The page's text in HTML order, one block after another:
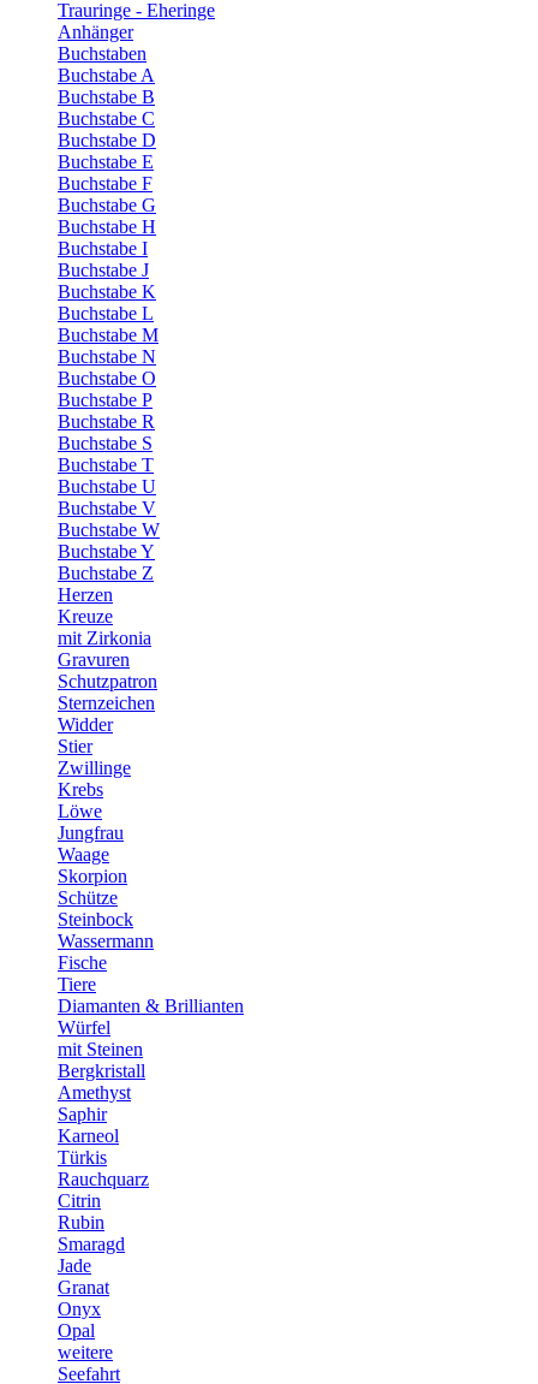
Trauringe - Eheringe
Anhänger
Buchstaben
Buchstabe A
Buchstabe B
Buchstabe C
Buchstabe D
Buchstabe E
Buchstabe F
Buchstabe G
Buchstabe H
Buchstabe I
Buchstabe J
Buchstabe K
Buchstabe L
Buchstabe M
Buchstabe N
Buchstabe O
Buchstabe P
Buchstabe R
Buchstabe S
Buchstabe T
Buchstabe U
Buchstabe V
Buchstabe W
Buchstabe Y
Buchstabe Z
Herzen
Kreuze
mit Zirkonia
Gravuren
Schutzpatron
Sternzeichen
Widder
Stier
Zwillinge
Krebs
Löwe
Jungfrau
Waage
Skorpion
Schütze
Steinbock
Wassermann
Fische
Tiere
Diamanten & Brillianten
Würfel
mit Steinen
Bergkristall
Amethyst
Saphir
Karneol
Türkis
Rauchquarz
Citrin
Rubin
Smaragd
Jade
Granat
Onyx
Opal
weitere
Seefahrt